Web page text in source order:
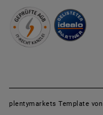
plentymarkets Template von